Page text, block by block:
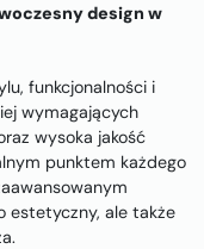
design w
funkcjonalności i
wymagających
wysoka jakość
punktem każdego
estetyczny, ale także